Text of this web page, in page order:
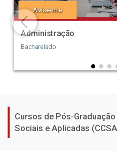
Avise-me
Administração
Bacharelado
Cursos de Pós-
Sociais e Aplicadas